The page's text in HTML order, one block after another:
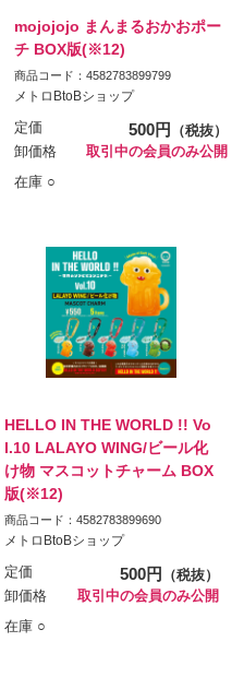
mojojojo まんまるおかおポー
チ BOX版(※12)
商品コード：4582783899799
メトロBtoBショップ
定価 500円
（税抜）
卸価格
取引中の会員のみ公開
在庫 ○
HELLO IN THE WORLD !! Vo
l.10 LALAYO WING/ビール化
け物 マスコットチャーム BOX
版(※12)
商品コード：4582783899690
メトロBtoBショップ
定価 500円
（税抜）
卸価格
取引中の会員のみ公開
在庫 ○